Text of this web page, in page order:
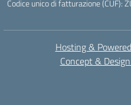
Codice unico di fatturazione (CUF):
Hosting &
Concept &